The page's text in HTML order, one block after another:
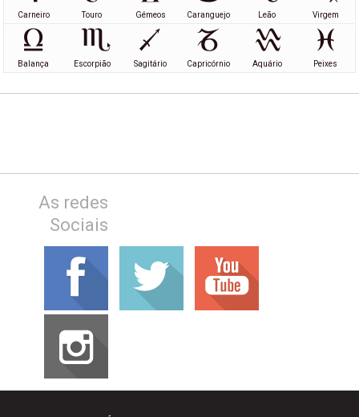
Carneiro Touro Gémeos Caranguejo Leão Virgem
Balança Escorpião Sagitário Capricórnio Aquário Peixes
As redes
Sociais